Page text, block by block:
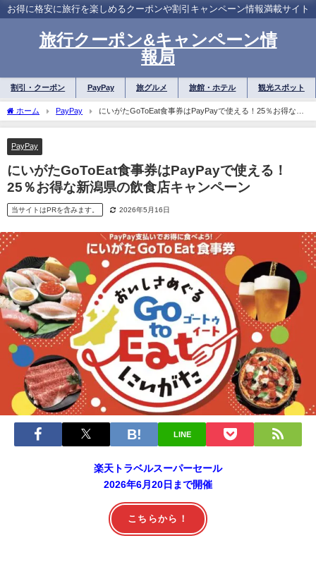
お得に格安に旅行を楽しめるクーポンや割引キャンペーン情報満載サイト
旅行クーポン&キャンペーン情
報局
割引・クーポン PayPay 旅グルメ 旅館・ホテル 観光スポット
ホーム PayPay
にいがたGoToEat食事券はPayPayで使える！25％お得な新
潟県の飲食店キャンペーン
PayPay
にいがたGoToEat食事券はPayPayで使える！
25％お得な新潟県の飲食店キャンペーン
当サイトはPRを含みます。 2026年5月16日
LINE
楽天トラベルスーパーセール
2026年6月20日まで開催
こちらから！